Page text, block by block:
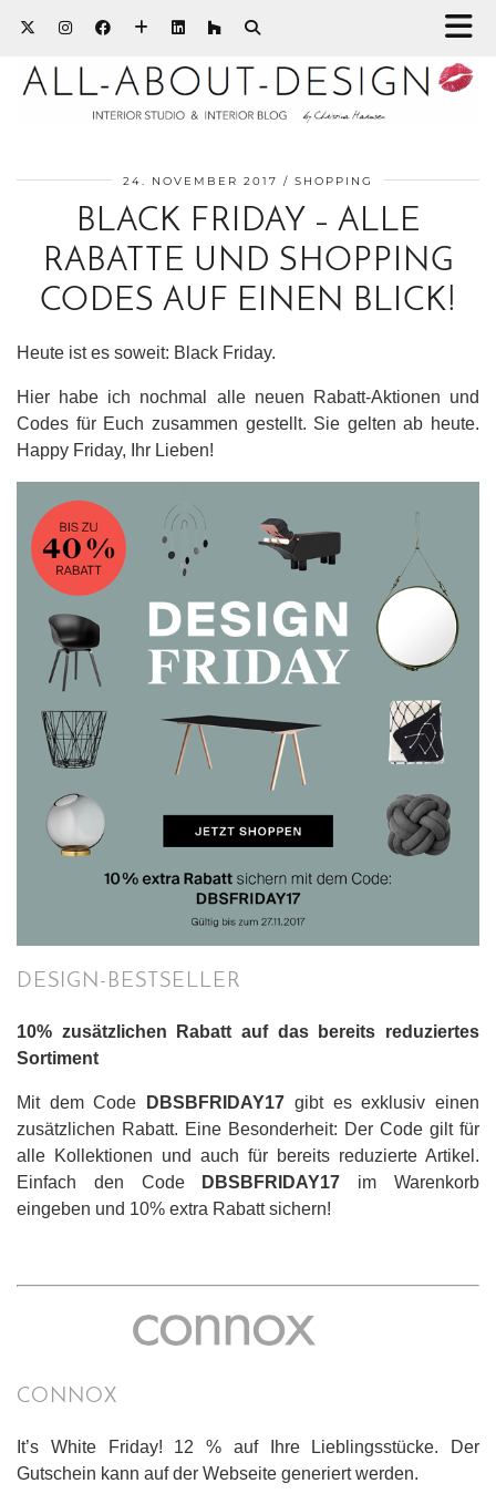
24. NOVEMBER 2017 SHOPPING
BLACK FRIDAY – ALLE
RABATTE UND SHOPPING
CODES AUF EINEN BLICK!
Heute ist es soweit: Black Friday.
Hier habe ich nochmal alle neuen Rabatt-Aktionen und
Codes für Euch zusammen gestellt. Sie gelten ab heute.
Happy Friday, Ihr Lieben!
DESIGN-BESTSELLER
10% zusätzlichen Rabatt auf das bereits reduziertes
Sortiment
Mit dem Code DBSBFRIDAY17 gibt es exklusiv einen
zusätzlichen Rabatt. Eine Besonderheit: Der Code gilt für
alle Kollektionen und auch für bereits reduzierte Artikel.
Einfach den Code
DBSBFRIDAY17 im Warenkorb
eingeben und 10% extra Rabatt sichern!
CONNOX
It’s White Friday! 12 % auf Ihre Lieblingsstücke. Der
Gutschein kann auf der Webseite generiert werden.